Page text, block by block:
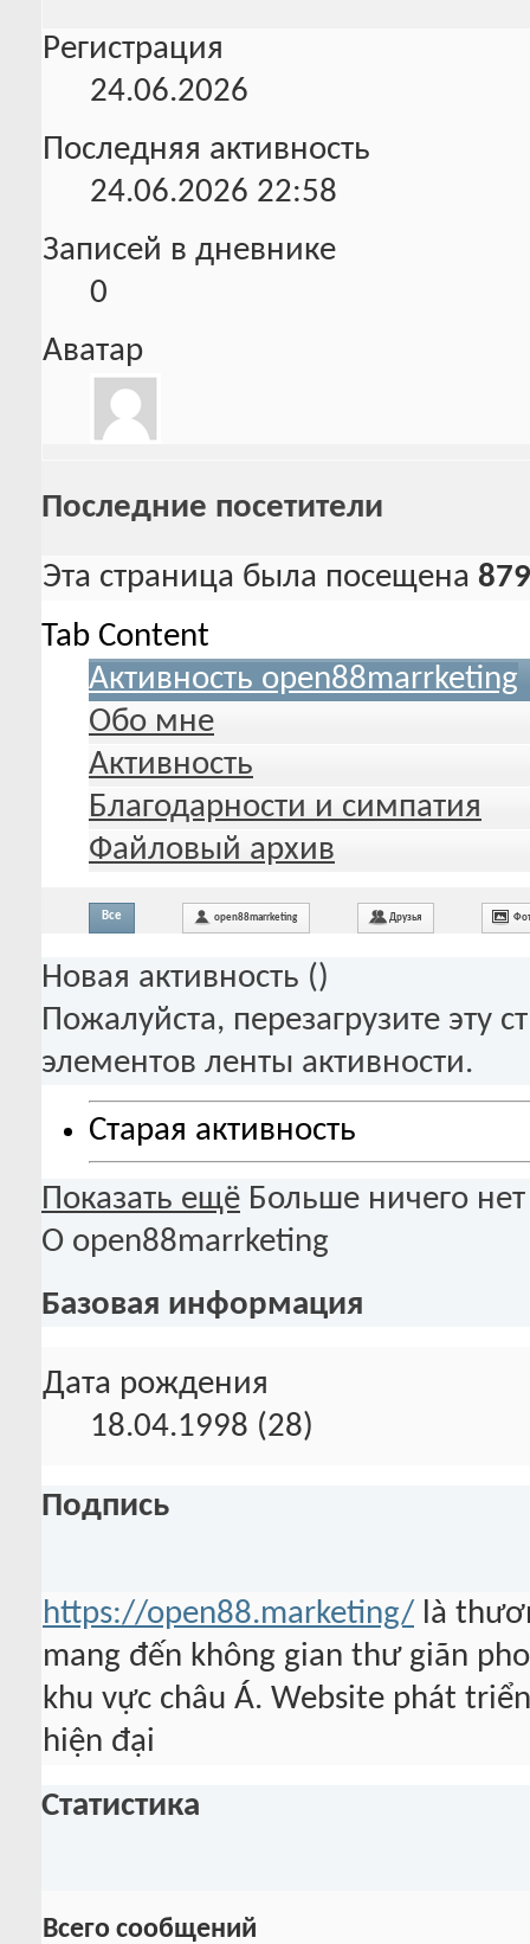
Регистрация
24.06.2026
Последняя активность
24.06.2026 22:58
Записей в дневнике
0
Аватар
Последние посетители
Эта страница была посещена 879
Tab Content
Активность open88marrketing
Обо мне
Активность
Благодарности и симпатия
Файловый архив
Все open88marrketing Друзья
Новая активность ()
Пожалуйста, перезагрузите эту
элементов ленты активности.
Старая активность
Показать ещё Больше ничего нет
О open88marrketing
Базовая информация
Дата рождения
18.04.1998 (28)
Подпись
https://open88.marketing/ là
mang đến không gian thư giãn
khu vực châu Á. Website phát
hiện đại
Статистика
Всего сообщений